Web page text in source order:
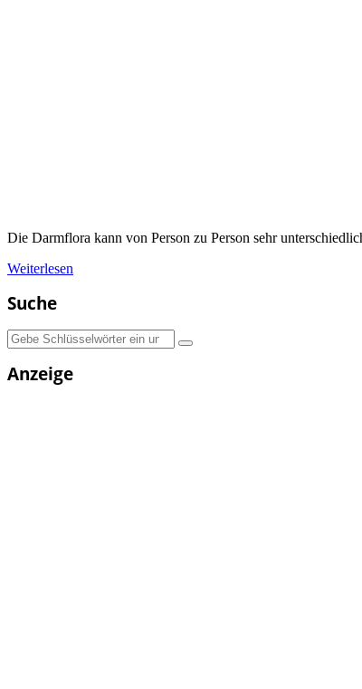
Die Darmflora kann von Person zu Person sehr
Weiterlesen
Suche
Suchen
nach:
Anzeige